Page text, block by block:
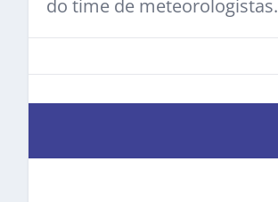
do time de meteorologistas.